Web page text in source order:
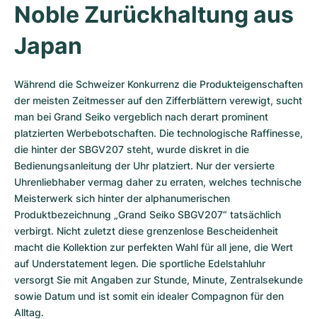
Noble Zurückhaltung aus
Japan
Während die Schweizer Konkurrenz die Produkteigenschaften
der meisten Zeitmesser auf den Zifferblättern verewigt, sucht
man bei Grand Seiko vergeblich nach derart prominent
platzierten Werbebotschaften. Die technologische Raffinesse,
die hinter der SBGV207 steht, wurde diskret in die
Bedienungsanleitung der Uhr platziert. Nur der versierte
Uhrenliebhaber vermag daher zu erraten, welches technische
Meisterwerk sich hinter der alphanumerischen
Produktbezeichnung „Grand Seiko SBGV207“ tatsächlich
verbirgt. Nicht zuletzt diese grenzenlose Bescheidenheit
macht die Kollektion zur perfekten Wahl für all jene, die Wert
auf Understatement legen. Die sportliche Edelstahluhr
versorgt Sie mit Angaben zur Stunde, Minute, Zentralsekunde
sowie Datum und ist somit ein idealer Compagnon für den
Alltag.